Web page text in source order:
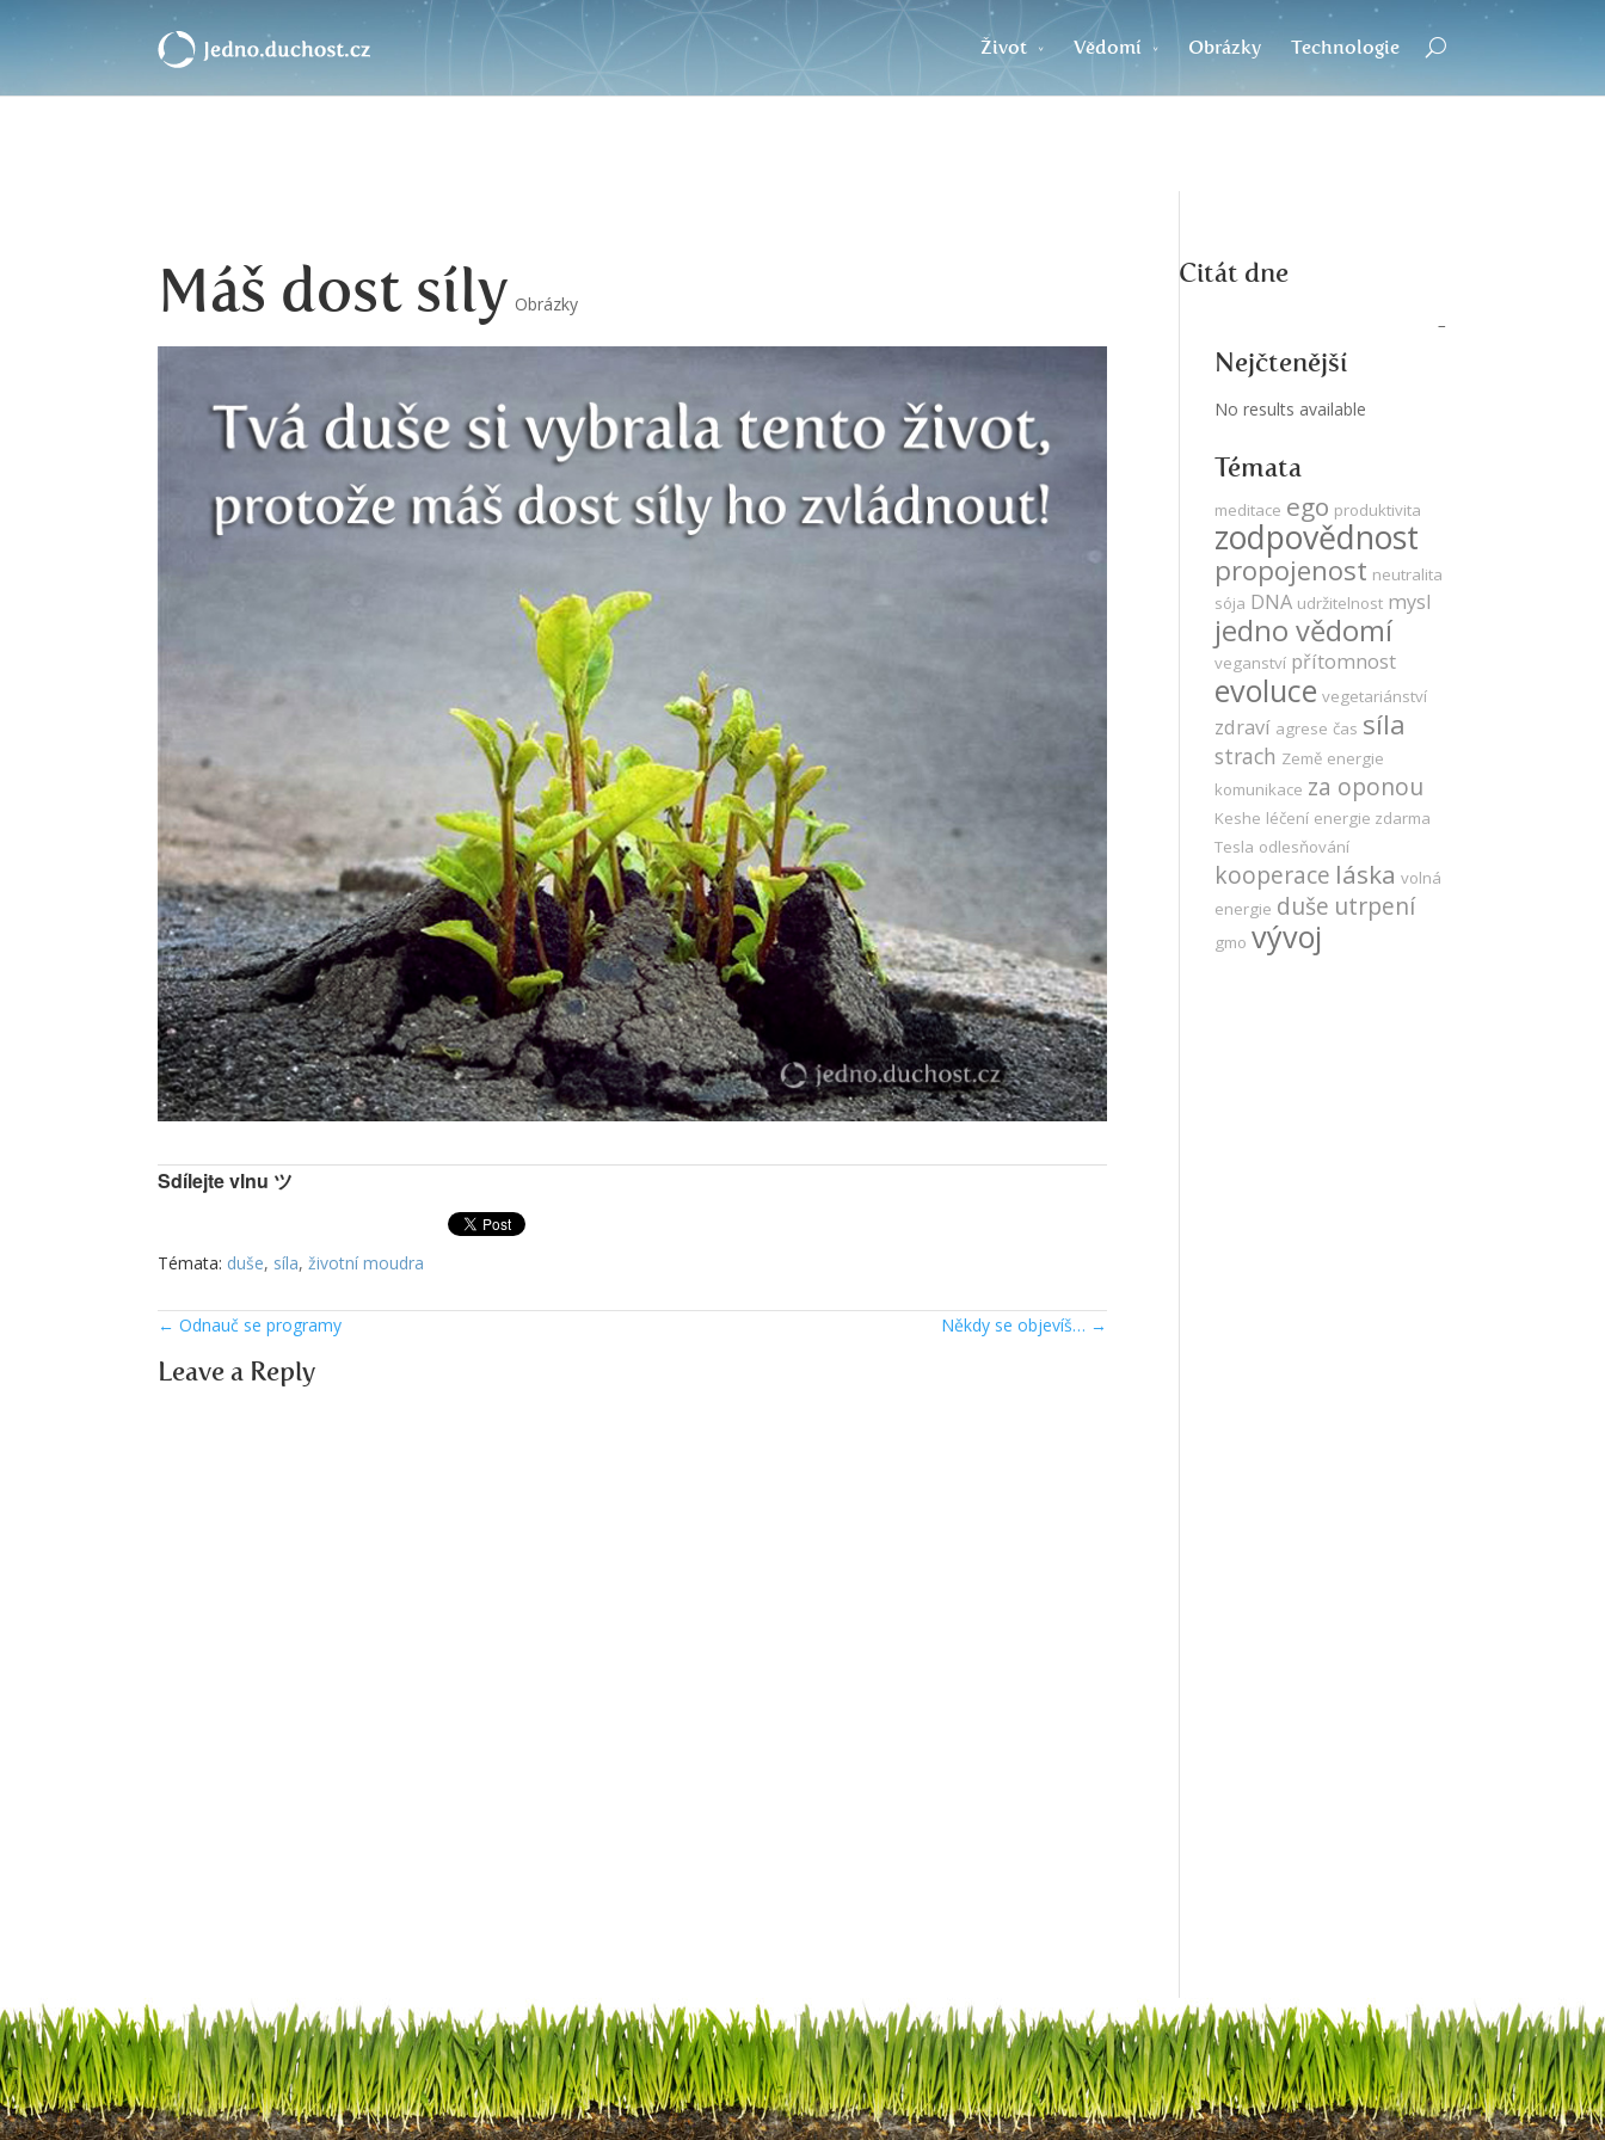
Život Vědomí Obrázky Technologie
Máš dost síly Obrázky
Sdílejte vlnu ツ
Témata: duše, síla, životní moudra
← Odnauč se programy Někdy se objevíš… →
Leave a Reply
Citát dne
Nejčtenější
No results available
Témata
meditace ego produktivita
zodpovědnost
propojenost neutralita
sója DNA udržitelnost mysl
jedno vědomí
veganství přítomnost
evoluce vegetariánství
zdraví agrese čas síla
strach Země energie
komunikace za oponou
Keshe léčení energie zdarma
Tesla odlesňování
kooperace láska volná
energie duše utrpení
gmo vývoj